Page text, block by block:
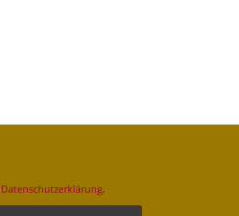
Datenschutzerklärung.